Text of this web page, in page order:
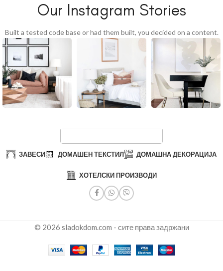
Our Instagram Stories
Built a tested code base or had them built, you decided on a content.
ЗАВЕСИ ДОМАШЕН ТЕКСТИЛ ДОМАШНА ДЕКОРАЦИЈА
ХОТЕЛСКИ ПРОИЗВОДИ
© 2026 sladokdom.com - сите права задржани